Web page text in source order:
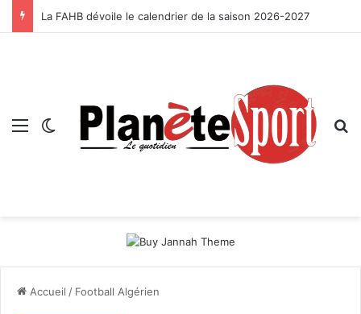
La FAHB dévoile le calendrier de la saison 2026-2027
Menu Switch skin
Accueil / Football Algérien